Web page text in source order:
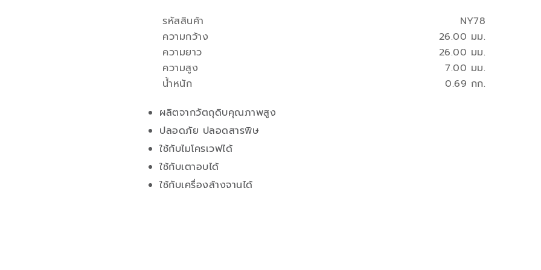
ผลิตจากวัตถุดิบคุณภาพสูง
ปลอดภัย ปลอดสารพิษ
ใช้กับไมโครเวฟได้
ใช้กับเตาอบได้
ใช้กับเครื่องล้างจานได้
คุณสมบัติ
ความสูง 7.00 มม.
รหัสสินค้า NY78
น้ำหนัก 0.69 กก.
ความกว้าง
26.00 มม.
ความยาว
26.00 มม.